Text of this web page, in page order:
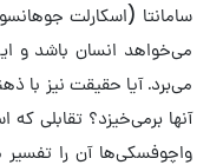
سامانتا (اسکارلت
می‌خواهد انسان باشد و
می‌برد. آیا حقیقت نیز با
آنها برمی‌خیزد؟ تقابلی